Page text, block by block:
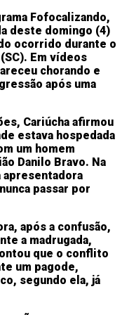
Fofocalizando,
deste domingo (4)
ocorrido durante o
Em vídeos
chorando e
após uma
Cariúcha afirmou
estava hospedada
um homem
Danilo Bravo. Na
apresentadora
passar por
após a confusão,
a madrugada,
que o conflito
um pagode,
segundo ela, já